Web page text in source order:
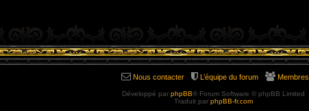
Membres
L’équipe du forum
Nous contacter
Développé par phpBB® Forum Software © phpBB Limited
Traduit par phpBB-fr.com